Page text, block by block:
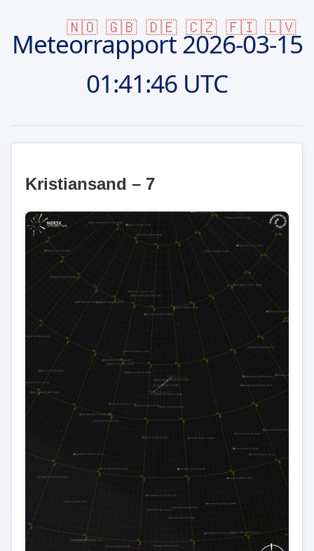
🇳🇴 🇬🇧 🇩🇪 🇨🇿 🇫🇮 🇱🇻
Meteorrapport2026-03-15
01:41:46 UTC
Kristiansand – 7